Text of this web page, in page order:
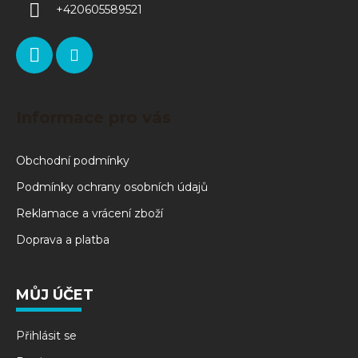
+420605589521
Obchodní podmínky
Podmínky ochrany osobních údajů
Reklamace a vrácení zboží
Doprava a platba
MŮJ ÚČET
Přihlásit se